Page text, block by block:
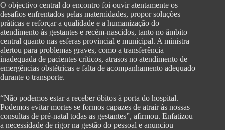
O objectivo central do encontro foi ouvir atentamente os
desafios enfrentados pelas maternidades, propor soluções
práticas e reforçar a qualidade e a humanização do
atendimento às gestantes e recém-nascidos, tanto no âmbito
central quanto nas esferas provincial e municipal. A ministra
alertou para problemas graves, como a transferência
inadequada de pacientes críticos, atrasos no atendimento de
emergências obstétricas e falta de acompanhamento adequado
durante o transporte.
“Não podemos estar a receber óbitos à porta do hospital.
Podemos evitar mortes se formos capazes de atrair às nossas
consultas de pré-natal todas as gestantes”, afirmou. Enfatizou
a necessidade de rigor na gestão do pessoal e anunciou